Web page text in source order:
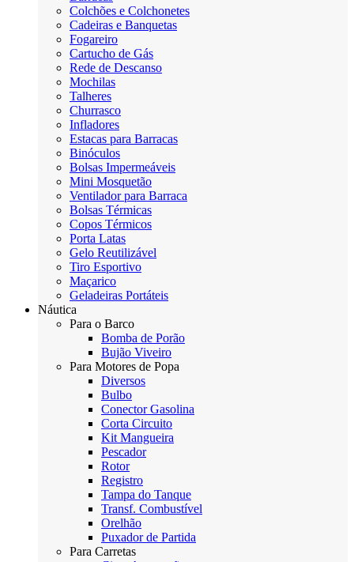
Colchões e Colchonetes
Cadeiras e Banquetas
Fogareiro
Cartucho de Gás
Rede de Descanso
Mochilas
Talheres
Churrasco
Infladores
Estacas para Barracas
Binóculos
Bolsas Impermeáveis
Mini Mosquetão
Ventilador para Barraca
Bolsas Térmicas
Copos Térmicos
Porta Latas
Gelo Reutilizável
Tiro Esportivo
Maçarico
Geladeiras Portáteis
Náutica
Para o Barco
Bomba de Porão
Bujão Viveiro
Para Motores de Popa
Diversos
Bulbo
Conector Gasolina
Corta Circuito
Kit Mangueira
Pescador
Rotor
Registro
Tampa do Tanque
Transf. Combustível
Orelhão
Puxador de Partida
Para Carretas